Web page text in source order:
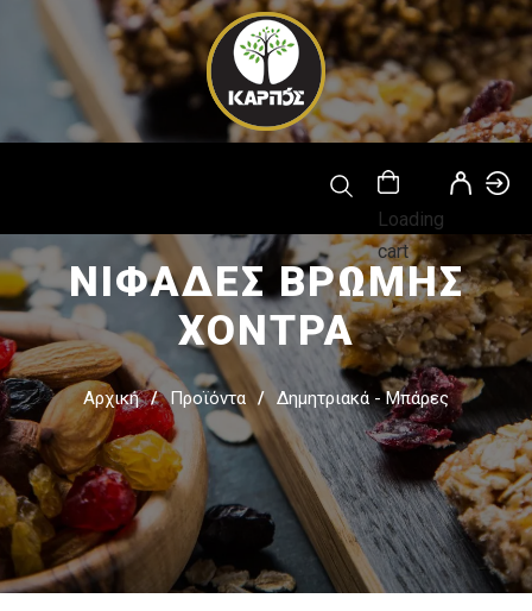
Παράκαμψη
προς το
κυρίως
περιεχόμενο
Loading
cart
ΝΙΦΑΔΕΣ ΒΡΩΜΗΣ
ΧΟΝΤΡΑ
Αρχική Προϊόντα Δημητριακά - Μπάρες